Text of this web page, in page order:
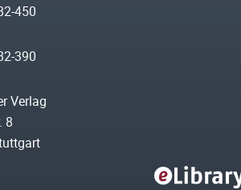
450
390
Verlag
8